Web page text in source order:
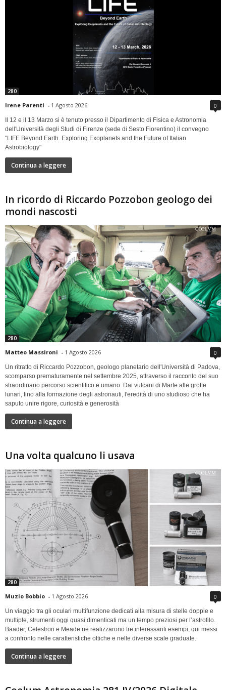
280
Irene Parenti - 1 Agosto 2026 0
Il 12 e il 13 Marzo si è tenuto presso il Dipartimento di Fisica e Astronomia
dell'Università degli Studi di Firenze (sede di Sesto Fiorentino) il convegno
"LIFE Beyond Earth. Exploring Exoplanets and the Future of Italian
Astrobiology"
Continua a leggere
In ricordo di Riccardo Pozzobon geologo dei
mondi nascosti
280
Matteo Massironi - 1 Agosto 2026 0
Un ritratto di Riccardo Pozzobon, geologo planetario dell'Università di Padova,
scomparso prematuramente nel settembre 2025, attraverso il racconto del suo
straordinario percorso scientifico e umano. Dai vulcani di Marte alle grotte
lunari, fino alla formazione degli astronauti, l'eredità di uno studioso che ha
saputo unire rigore, curiosità e generosità
Continua a leggere
Una volta qualcuno li usava
280
Muzio Bobbio - 1 Agosto 2026 0
Un viaggio tra gli oculari multifunzione dedicati alla misura di stelle doppie e
multiple, strumenti oggi quasi dimenticati ma un tempo preziosi per l’astrofilo.
Baader, Celestron e Meade ne realizzarono tre interessanti esempi, qui messi
a confronto nelle caratteristiche ottiche e nelle diverse scale graduate.
Continua a leggere